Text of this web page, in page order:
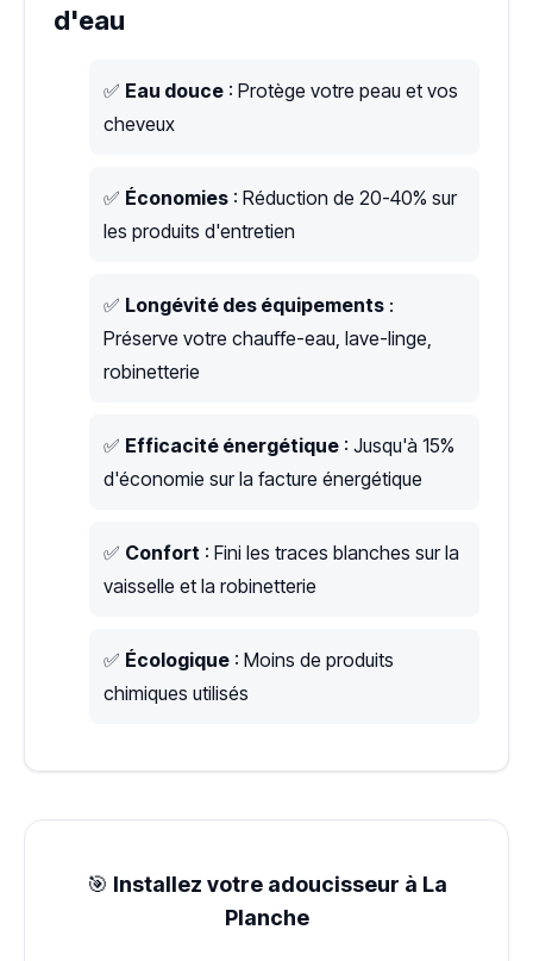
d'eau
✅ Eau douce : Protège votre peau et vos
cheveux
✅ Économies : Réduction de 20-40% sur
les produits d'entretien
✅ Longévité des équipements :
Préserve votre chauffe-eau, lave-linge,
robinetterie
✅ Efficacité énergétique : Jusqu'à 15%
d'économie sur la facture énergétique
✅ Confort : Fini les traces blanches sur la
vaisselle et la robinetterie
✅ Écologique : Moins de produits
chimiques utilisés
🎯 Installez votre adoucisseur à La
Planche